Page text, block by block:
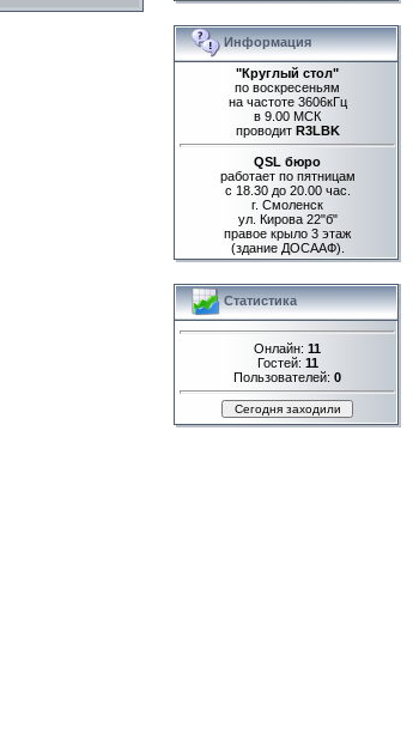
Информация
"Круглый стол"
по воскресеньям
на частоте 3606кГц
в 9.00 МСК
проводит R3LBK
QSL бюро
работает по пятницам
с 18.30 до 20.00 час.
г. Смоленск
ул. Кирова 22"б"
правое крыло 3 этаж
(здание ДОСААФ).
Статистика
Онлайн: 11
Гостей: 11
Пользователей: 0